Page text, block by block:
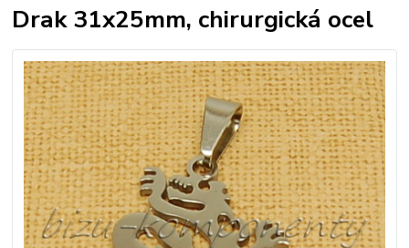
Drak 31x25mm, chirurgická ocel